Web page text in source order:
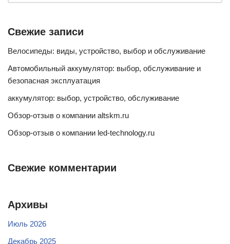
Свежие записи
Велосипеды: виды, устройство, выбор и обслуживание
Автомобильный аккумулятор: выбор, обслуживание и
безопасная эксплуатация
аккумулятор: выбор, устройство, обслуживание
Обзор-отзыв о компании altskm.ru
Обзор-отзыв о компании led-technology.ru
Свежие комментарии
Архивы
Июль 2026
Декабрь 2025